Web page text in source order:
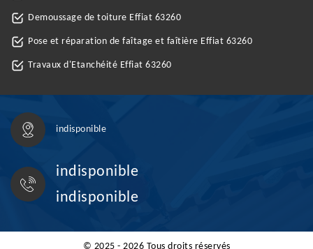
Demoussage de toiture Effiat 63260
Pose et réparation de faîtage et faîtière Effiat 63260
Travaux d'Etanchéité Effiat 63260
indisponible
indisponible
indisponible
© 2025 - 2026 Tous droits réservés